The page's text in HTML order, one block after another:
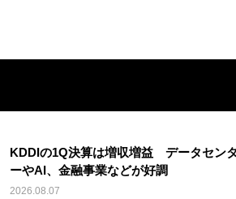
KDDIの1Q決算は増収増益 データセンタ
ーやAI、金融事業などが好調
2026.08.07